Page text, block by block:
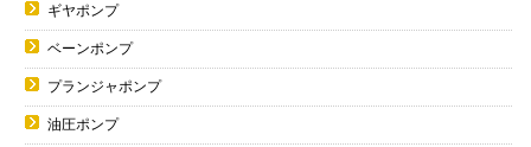
ギヤポンプ
ベーンポンプ
プランジャポンプ
油圧ポンプ